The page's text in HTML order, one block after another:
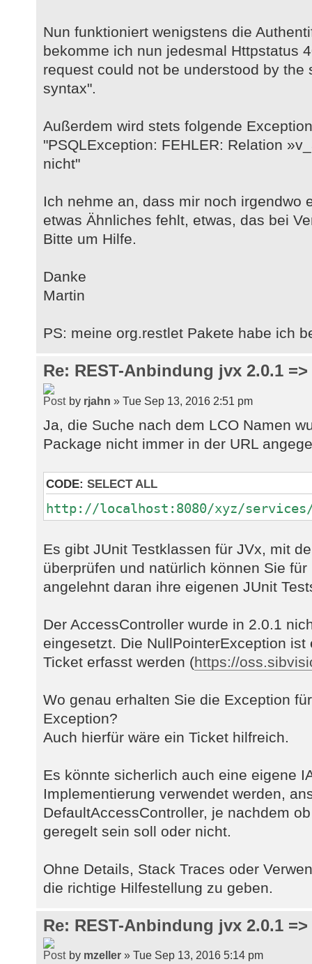
Nun funktioniert wenigstens die
bekomme ich nun jedesmal Httpstatus
request could not be understood by the
syntax".
Außerdem wird stets folgende
"PSQLException: FEHLER: Relation
nicht"
Ich nehme an, dass mir noch irgendwo
etwas Ähnliches fehlt, etwas, das bei
Bitte um Hilfe.
Danke
Martin
PS: meine org.restlet Pakete habe ich
Re: REST-Anbindung jvx 2.0.1 =>
by rjahn » Tue Sep 13, 2016 2:51 pm
Ja, die Suche nach dem LCO Namen
Package nicht immer in der URL
CODE: SELECT ALL
http://localhost:8080/xyz/
Es gibt JUnit Testklassen für JVx, mit
überprüfen und natürlich können Sie
angelehnt daran ihre eigenen JUnit
Der AccessController wurde in 2.0.1
eingesetzt. Die NullPointerException ist
Ticket erfasst werden (https://
Wo genau erhalten Sie die Exception
Exception?
Auch hierfür wäre ein Ticket hilfreich.
Es könnte sicherlich auch eine eigene
Implementierung verwendet werden,
DefaultAccessController, je nachdem
geregelt sein soll oder nicht.
Ohne Details, Stack Traces oder
die richtige Hilfestellung zu geben.
Re: REST-Anbindung jvx 2.0.1 =>
by mzeller » Tue Sep 13, 2016 5:14 pm